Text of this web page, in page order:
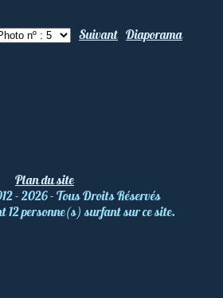
Suivant Diaporama
Plan du site
- 2026 - Tous Droits Réservés
12 personne(s) surfant sur ce site.